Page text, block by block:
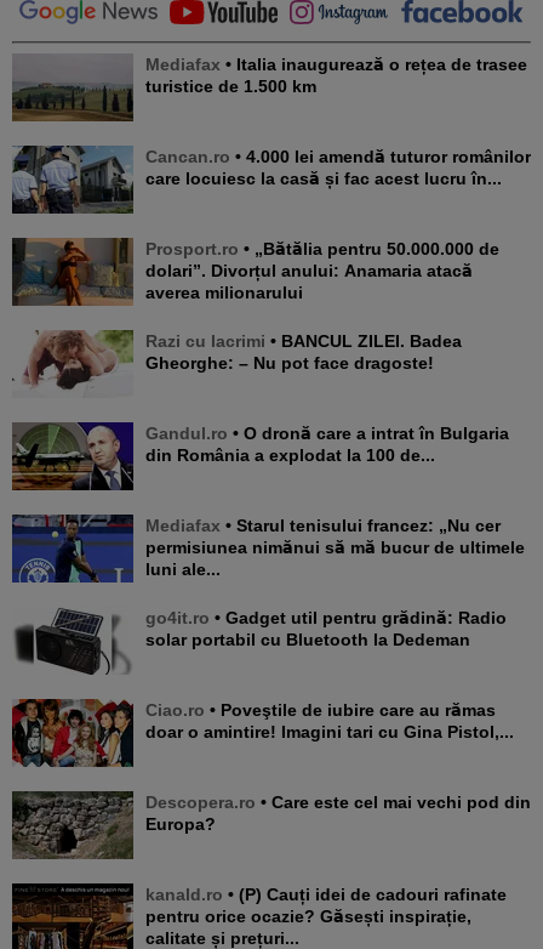
Mediafax • Italia inaugurează o rețea de trasee
turistice de 1.500 km
Cancan.ro • 4.000 lei amendă tuturor românilor
care locuiesc la casă și fac acest lucru în...
Prosport.ro • „Bătălia pentru 50.000.000 de
dolari”. Divorțul anului: Anamaria atacă
averea milionarului
Razi cu lacrimi • BANCUL ZILEI. Badea
Gheorghe: – Nu pot face dragoste!
Gandul.ro • O dronă care a intrat în Bulgaria
din România a explodat la 100 de...
Mediafax • Starul tenisului francez: „Nu cer
permisiunea nimănui să mă bucur de ultimele
luni ale...
go4it.ro • Gadget util pentru grădină: Radio
solar portabil cu Bluetooth la Dedeman
Ciao.ro • Poveştile de iubire care au rămas
doar o amintire! Imagini tari cu Gina Pistol,...
Descopera.ro • Care este cel mai vechi pod din
Europa?
kanald.ro • (P) Cauți idei de cadouri rafinate
pentru orice ocazie? Găsești inspirație,
calitate și prețuri...